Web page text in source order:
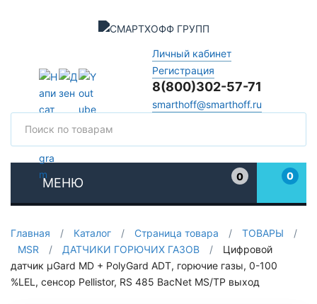
Личный кабинет
Регистрация
8(800)302-57-71
smarthoff@smarthoff.ru
МЕНЮ
0
0
Главная / Каталог / Страница товара / ТОВАРЫ
/
MSR
/ ДАТЧИКИ ГОРЮЧИХ ГАЗОВ /
Цифровой
датчик µGard MD + PolyGard ADT, горючие газы, 0-100
%LEL, сенсор Pellistor, RS 485 BacNet MS/TP выход